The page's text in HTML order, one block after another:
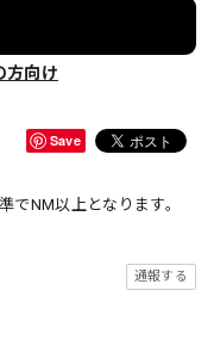
方向け
Save
でNM以上となります。
通報する